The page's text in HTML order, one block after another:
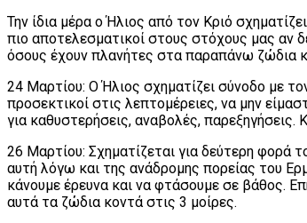
Την ίδια μέρα ο Ήλιος από τον Κριό
πιο αποτελεσματικοί στους στόχους μας αν
όσους έχουν πλανήτες στα παραπάνω ζώδια
24 Μαρτίου: Ο Ήλιος σχηματίζει σύνοδο με
προσεκτικοί στις λεπτομέρειες, να μην
για καθυστερήσεις, αναβολές, παρεξηγήσεις.
26 Μαρτίου: Σχηματίζεται για δεύτερη φορά
αυτή λόγω και της ανάδρομης πορείας του
κάνουμε έρευνα και να φτάσουμε σε βάθος.
αυτά τα ζώδια κοντά στις 3 μοίρες.